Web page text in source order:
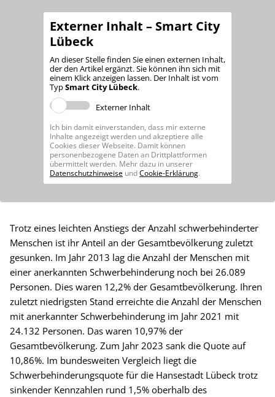
Externer Inhalt – Smart City
Lübeck
An dieser Stelle finden Sie einen externen Inhalt,
der den Artikel ergänzt. Sie können ihn sich mit
einem Klick anzeigen lassen. Der Inhalt ist vom
TypSmart City Lübeck.
Externer Inhalt
Ich bin damit einverstanden, dass mir externe
Inhalte angezeigt werden und akzeptiere alle
Cookies dieser Webseite. Damit können
personenbezogene Daten an Drittplattformen
übermittelt werden. Mehr dazu in unserer
Datenschutzhinweise undCookie-Erklärung.
Trotz eines leichten Anstiegs der Anzahl schwerbehinderter
Menschen ist ihr Anteil an der Gesamtbevölkerung zuletzt
gesunken. Im Jahr 2013 lag die Anzahl der Menschen mit
einer anerkannten Schwerbehinderung noch bei 26.089
Personen. Dies waren 12,2% der Gesamtbevölkerung. Ihren
zuletzt niedrigsten Stand erreichte die Anzahl der Menschen
mit anerkannter Schwerbehinderung im Jahr 2021 mit
24.132 Personen. Das waren 10,97% der
Gesamtbevölkerung. Zum Jahr 2023 sank die Quote auf
10,86%. Im bundesweiten Vergleich liegt die
Schwerbehinderungsquote für die Hansestadt Lübeck trotz
sinkender Kennzahlen rund 1,5% oberhalb des